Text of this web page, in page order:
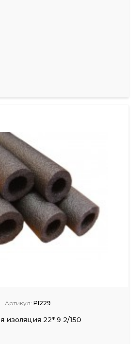
Артикул: PI229
изоляция 22* 9 2/150